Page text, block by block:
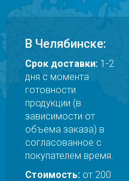
В Челябинске:
Срок доставки: 1-2
дня с момента
готовности
продукции (в
зависимости от
объема заказа) в
согласованное с
покупателем время.
Стоимость: от 200